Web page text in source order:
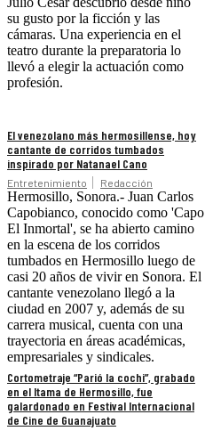
su gusto por la ficción y las
cámaras. Una experiencia en el
teatro durante la preparatoria lo
llevó a elegir la actuación como
profesión.
El venezolano más hermosillense, hoy
cantante de corridos tumbados
inspirado por Natanael Cano
Entretenimiento Redacción
Hermosillo, Sonora.- Juan Carlos
Capobianco, conocido como 'Capo
El Inmortal', se ha abierto camino
en la escena de los corridos
tumbados en Hermosillo luego de
casi 20 años de vivir en Sonora. El
cantante venezolano llegó a la
ciudad en 2007 y, además de su
carrera musical, cuenta con una
trayectoria en áreas académicas,
empresariales y sindicales.
Cortometraje “Parió la cochi”, grabado
en el Itama de Hermosillo, fue
galardonado en Festival Internacional
de Cine de Guanajuato